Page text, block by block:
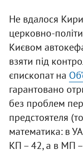
Не вдалося
церковно-
Києвом
взяти під
єпископат на
гарантовано
без проблем
предстоятеля
математика: в
КП – 42, а в МП